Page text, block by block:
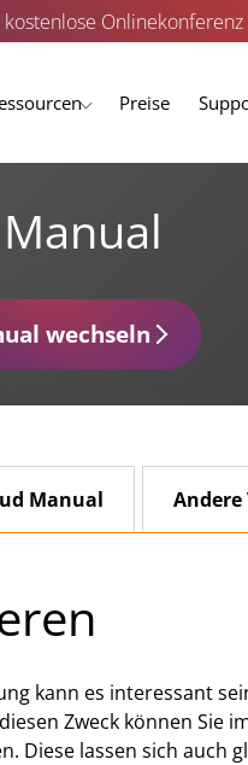
Onlinekonferenz
Preise
wechseln
Manual Andere
kann es interessant
Zweck können Sie
Diese lassen sich auch